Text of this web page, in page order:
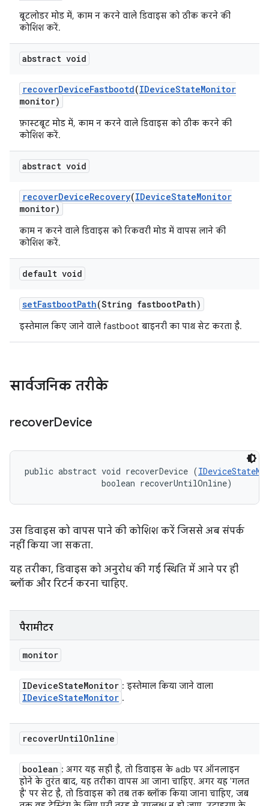
बूटलोडर मोड में, काम न करने वाले डिवाइस को ठीक करने की
कोशिश करें.
abstract void
recoverDeviceFastbootd(IDeviceStateMonitor
monitor)
फ़ास्टबूट मोड में, काम न करने वाले डिवाइस को ठीक करने की
कोशिश करें.
abstract void
recoverDeviceRecovery(IDeviceStateMonitor
monitor)
काम न करने वाले डिवाइस को रिकवरी मोड में वापस लाने की
कोशिश करें.
default void
setFastbootPath(String fastbootPath)
इस्तेमाल किए जाने वाले fastboot बाइनरी का पाथ सेट करता है.
सार्वजनिक तरीके
recoverDevice
public abstract void recoverDevice (
                boolean recoverUntilOnline)
उस डिवाइस को वापस पाने की कोशिश करें जिससे अब संपर्क
नहीं किया जा सकता.
यह तरीका, डिवाइस को अनुरोध की गई स्थिति में आने पर ही
ब्लॉक और रिटर्न करना चाहिए.
पैरामीटर
monitor
IDeviceStateMonitor : इस्तेमाल किया जाने वाला
IDeviceStateMonitor .
recoverUntilOnline
boolean : अगर यह सही है, तो डिवाइस के adb पर ऑनलाइन
होने के तुरंत बाद, यह तरीका वापस आ जाना चाहिए. अगर यह 'गलत
है' पर सेट है, तो डिवाइस को तब तक ब्लॉक किया जाना चाहिए, जब